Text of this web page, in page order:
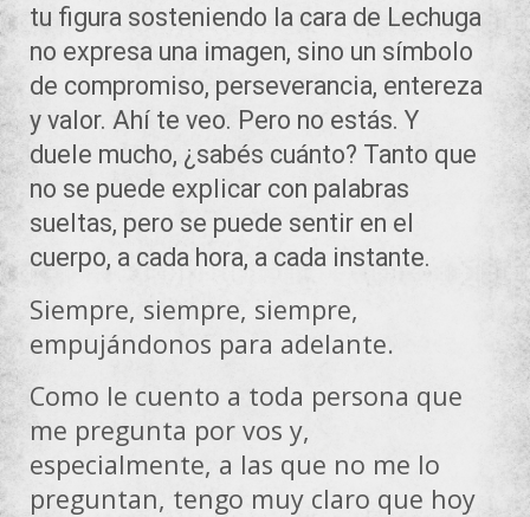
tu figura sosteniendo la cara de Lechuga
no expresa una imagen, sino un símbolo
de compromiso, perseverancia, entereza
y valor. Ahí te veo. Pero no estás. Y
duele mucho, ¿sabés cuánto? Tanto que
no se puede explicar con palabras
sueltas, pero se puede sentir en el
cuerpo, a cada hora, a cada instante.
Siempre, siempre, siempre,
empujándonos para adelante.
Como le cuento a toda persona que
me pregunta por vos y,
especialmente, a las que no me lo
preguntan, tengo muy claro que hoy